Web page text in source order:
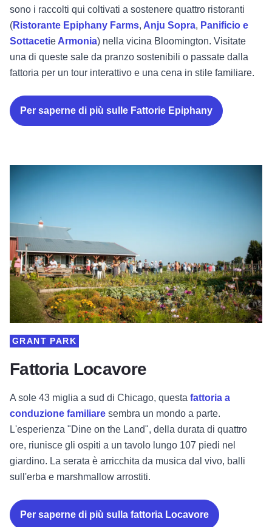
sono i raccolti qui coltivati a sostenere quattro ristoranti
(Ristorante Epiphany Farms, Anju Sopra, Panificio e
SottacetieArmonia) nella vicina Bloomington. Visitate
una di queste sale da pranzo sostenibili o passate dalla
fattoria per un tour interattivo e una cena in stile familiare.
Per saperne di più sulle Fattorie Epiphany
Fattoria Locavore
GRANT PARK
A sole 43 miglia a sud di Chicago, questa fattoria a
conduzione familiare sembra un mondo a parte.
L'esperienza "Dine on the Land", della durata di quattro
ore, riunisce gli ospiti a un tavolo lungo 107 piedi nel
giardino. La serata è arricchita da musica dal vivo, balli
sull'erba e marshmallow arrostiti.
Per saperne di più sulla fattoria Locavore